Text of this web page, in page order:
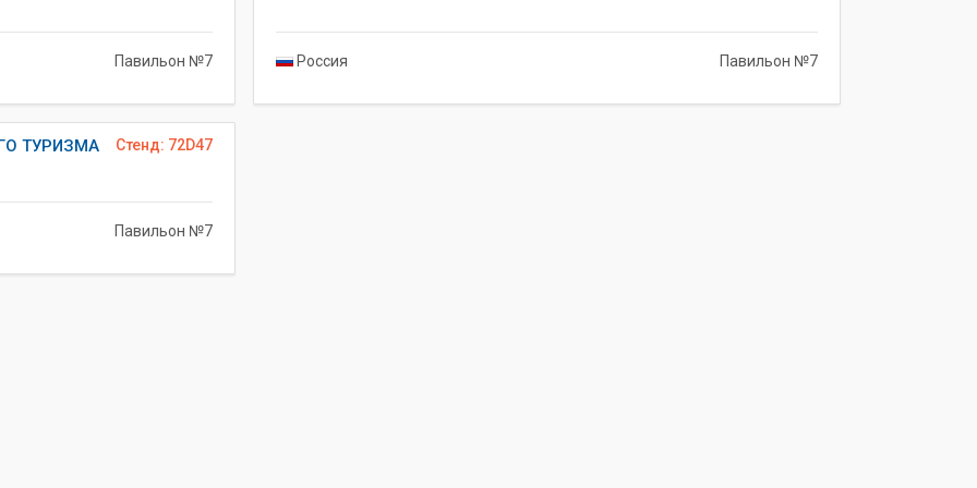
Павильон №7 Россия Павильон №7
Стенд: 72D47
ТУРИЗМА
Павильон №7